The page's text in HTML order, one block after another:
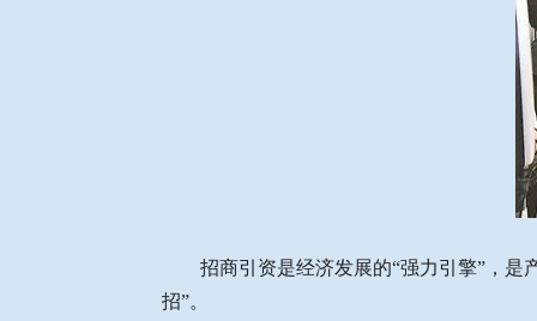
招商引资是经济发展的“强力引擎”，是产
招”。